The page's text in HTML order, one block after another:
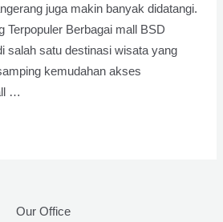
juga makin banyak didatangi.
Terpopuler Berbagai mall BSD
salah satu destinasi wisata yang
kemudahan akses
…
Our Office